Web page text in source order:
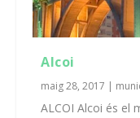
Alcoi
maig 28, 2017 |
ALCOI Alcoi és el